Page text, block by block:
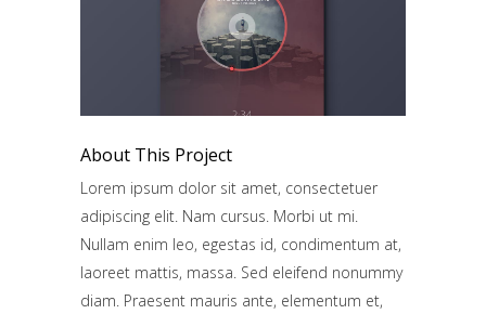
About This Project
Lorem ipsum dolor sit amet, consectetuer
adipiscing elit. Nam cursus. Morbi ut mi.
Nullam enim leo, egestas id, condimentum at,
laoreet mattis, massa. Sed eleifend nonummy
diam. Praesent mauris ante, elementum et,